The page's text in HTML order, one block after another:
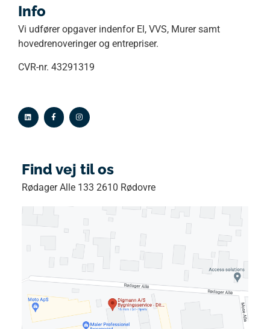
Info
Vi udfører opgaver indenfor El, VVS, Murer samt
hovedrenoveringer og entrepriser.
CVR-nr. 43291319
Find vej til os
Rødager Alle 133 2610 Rødovre